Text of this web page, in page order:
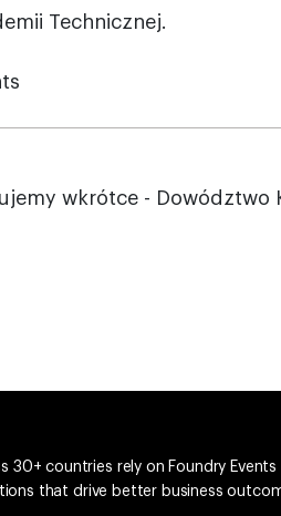
Technicznej.
wkrótce - Dowództwo
30+ countries rely on Foundry
that drive better business